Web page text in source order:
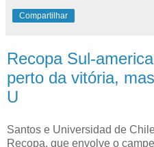
Compartilhar
Recopa Sul-
perto da vitória,
U
Santos e Universidad de
Recopa, que envolve o